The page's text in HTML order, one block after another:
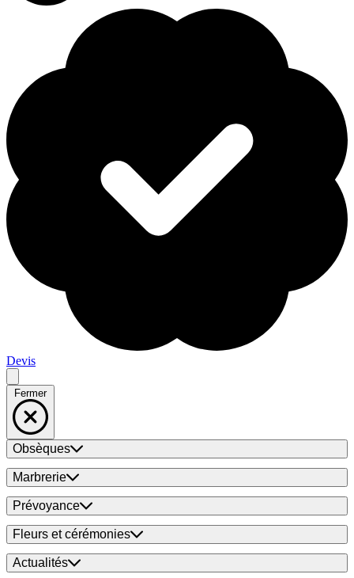
Devis
Fermer
Obsèques
Marbrerie
Prévoyance
Fleurs et cérémonies
Actualités